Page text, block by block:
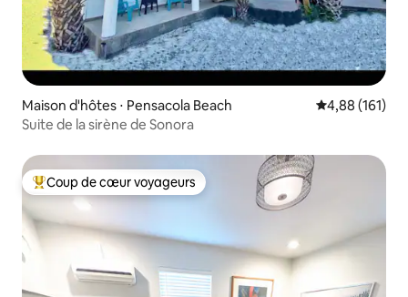
Maison d'hôtes ⋅ Pensacola Beach Évaluation
4,88 (161)
Suite de la sirène de Sonora
Coups de cœur voyageurs les plus appréciés
Coup de cœur voyageurs